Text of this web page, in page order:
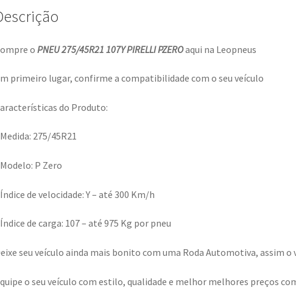
o PNEU 275/45R21 107Y PIRELLI PZEROaqui na Leopneus
primeiro lugar, confirme a compatibilidade com o seu veículo
do Produto:
Medida: 275/45R21
Modelo: P Zero
Índice de velocidade: Y – até 300 Km/h
Índice de carga: 107 – até 975 Kg por pneu
seu veículo ainda mais bonito com uma Roda Automotiva, assim
o seu veículo com estilo, qualidade e melhor melhores preços